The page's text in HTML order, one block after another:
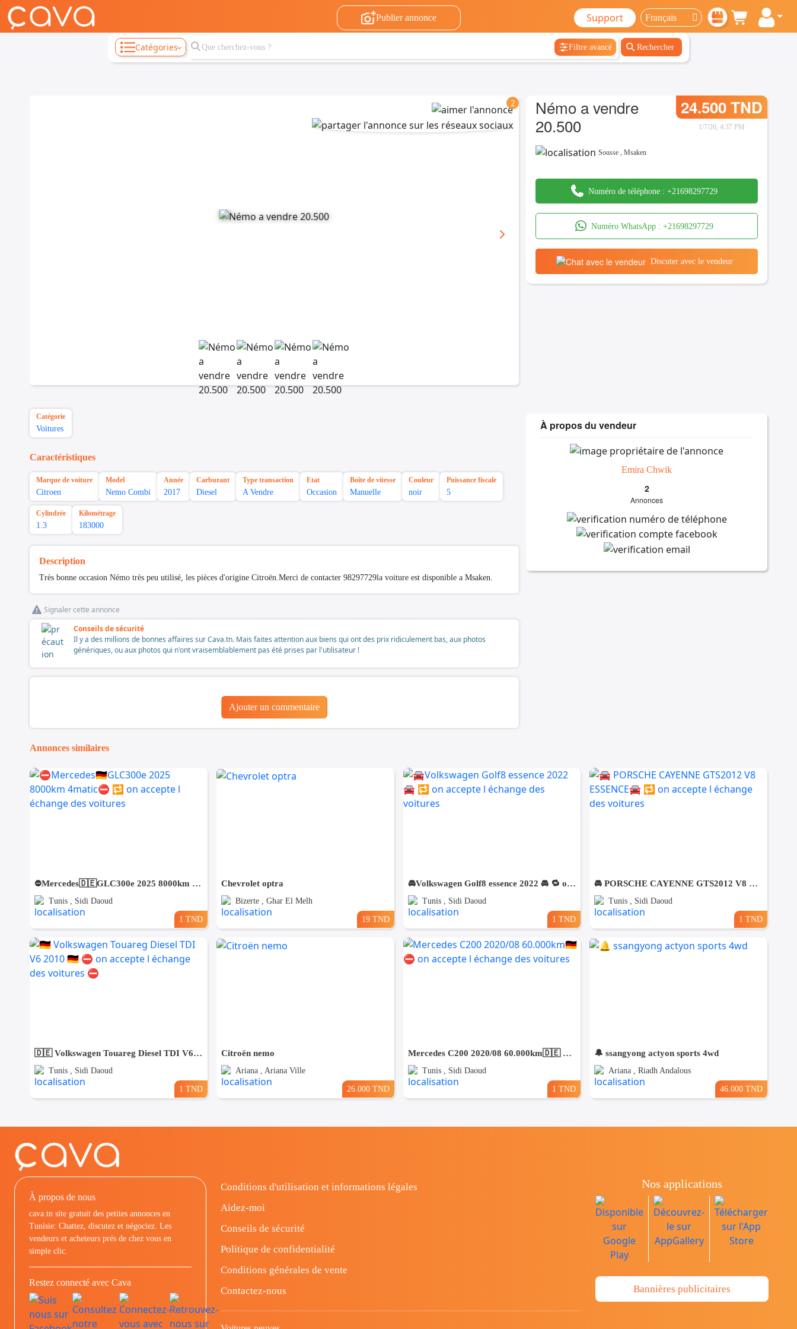
Publier annonce Support
Catégories Filtre avancé Rechercher
2
Némo a vendre
20.500
24.500 TND
1/7/26, 4:37 PM
Sousse ,Msaken
Numéro de téléphone :+21698297729
Numéro WhatsApp : +21698297729
Discuter avec le vendeur
Catégorie
Voitures
Caractéristiques
Marque de voiture
Citroen
Model
Nemo Combi
Année
2017
Carburant
Diesel
Type transaction
A Vendre
Etat
Occasion
Boîte de vitesse
Manuelle
Couleur
noir
Puissance fiscale
5
Cylindrée
1.3
Kilométrage
183000
Description
Très bonne occasion Némo très peu utilisé, les pièces d'origine Citroën.Merci de contacter 98297729la voiture est disponible a Msaken.
Signaler cette annonce
Conseils de sécurité
Il y a des millions de bonnes affaires sur Cava.tn. Mais faites attention aux biens qui ont des prix ridiculement bas, aux photos
génériques, ou aux photos qui n'ont vraisemblablement pas été prises par l'utilisateur !
Ajouter un commentaire
À propos du vendeur
Emira Chwik
2
Annonces
Annonces similaires
⛔️Mercedes🇩🇪GLC300e 2025 8000km 4matic⛔️ 🔁 on accepte l échange des voitures
Tunis , Sidi Daoud
1 TND
Chevrolet optra
Bizerte , Ghar El Melh
19 TND
🚘Volkswagen Golf8 essence 2022 🚘 🔁 on accepte l échange des voitures
Tunis , Sidi Daoud
1 TND
🚘 PORSCHE CAYENNE GTS2012 V8 ESSENCE🚘 🔁 on accepte l échange des voitures
Tunis , Sidi Daoud
1 TND
🇩🇪 Volkswagen Touareg Diesel TDI V6 2010 🇩🇪 ⛔️ on accepte l échange des voitures ⛔️
Tunis , Sidi Daoud
1 TND
Citroën nemo
Ariana , Ariana Ville
26.000 TND
Mercedes C200 2020/08 60.000km🇩🇪 ⛔️ on accepte l échange des voitures
Tunis , Sidi Daoud
1 TND
🔔 ssangyong actyon sports 4wd
Ariana , Riadh Andalous
46.000 TND
À propos de nous
cava.tn site gratuit des petites annonces en
Tunisie: Chattez, discutez et négociez. Les
vendeurs et acheteurs prés de chez vous en
simple clic.
Restez connecté avec Cava
Conditions d'utilisation et informations légales
Aidez-moi
Conseils de sécurité
Politique de confidentialité
Conditions générales de vente
Contactez-nous
Nos applications
Bannières publicitaires